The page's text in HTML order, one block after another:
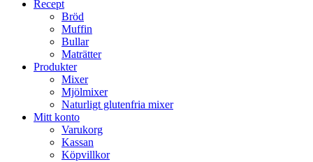
Recept
Bröd
Muffin
Bullar
Maträtter
Produkter
Mixer
Mjölmixer
Naturligt glutenfria mixer
Mitt konto
Varukorg
Kassan
Köpvillkor